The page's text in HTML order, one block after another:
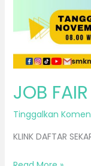
JOB FAIR
Tinggalkan
KLINK DAFTAR